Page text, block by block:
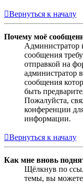
Вернуться к началу
Почему моё
Администратор
сообщения
отправкой на
администратор
сообщения
быть
Пожалуйста,
конференции
информации.
Вернуться к началу
Как мне вновь
Щёлкнув по
темы, вы можете